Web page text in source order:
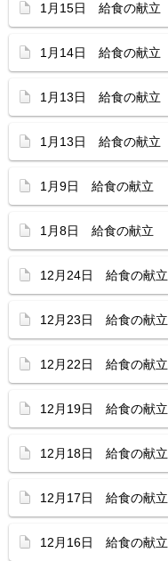
1月15日 給食の献立
1月14日 給食の献立
1月13日 給食の献立
1月13日 給食の献立
1月9日 給食の献立
1月8日 給食の献立
12月24日 給食の献立
12月23日 給食の献立
12月22日 給食の献立
12月19日 給食の献立
12月18日 給食の献立
12月17日 給食の献立
12月16日 給食の献立